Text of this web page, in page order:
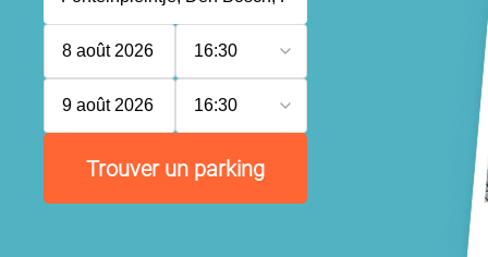
8 août 2026 16:30
9 août 2026 16:30
Trouver un parking